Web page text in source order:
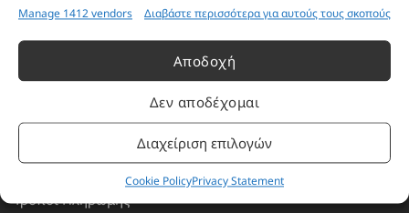
Manage 1412 vendors Διαβάστε περισσότερα για αυτούς τους σκοπούς
Αποδοχή
Δεν αποδέχομαι
Διαχείριση επιλογών
Cookie PolicyPrivacy Statement
Σάββατο - Κυριακή: Κλειστά
Πρόγραμμα Ανταμοιβής
Τρόποι Πληρωμής